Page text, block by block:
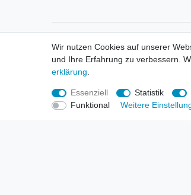
Informationen
Neukunden / New Accounts
Zahlung
Versandkosten
Entsorgungs- &
Größentabellen
Wir nutzen Cookies auf unserer
und Ihre Erfahrung zu verbessern.
erklärung
Essenziell Statistik
Funktional
Weitere